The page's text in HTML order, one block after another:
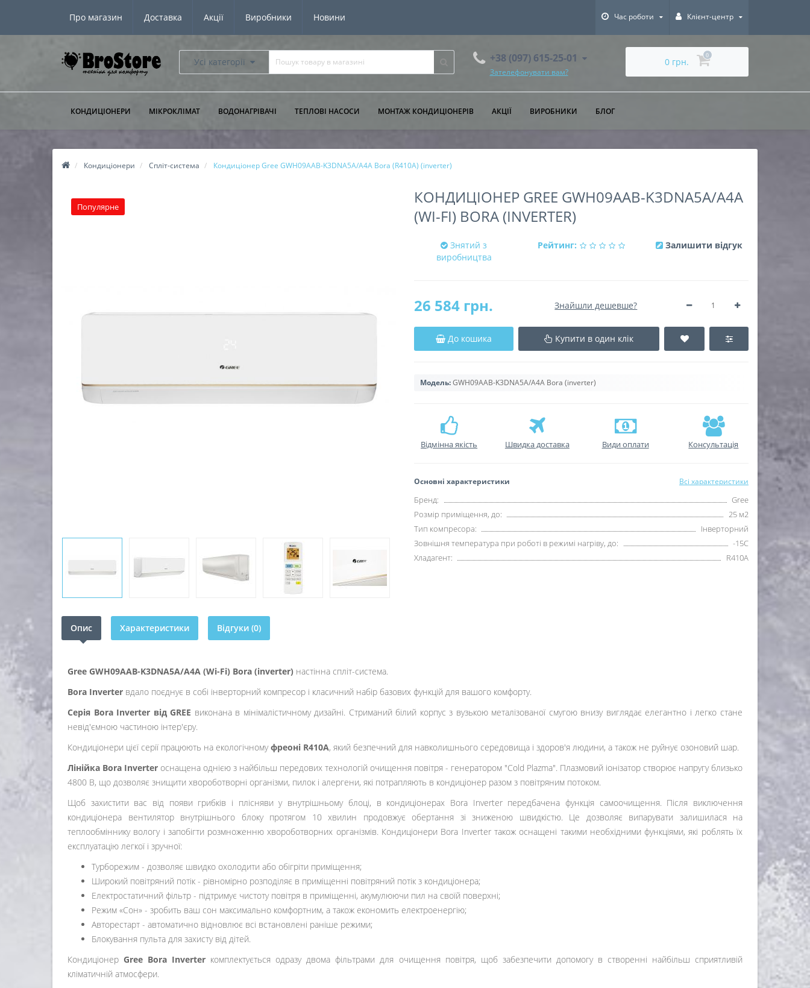
Про магазин Доставка Акції Виробники Новини Час роботи Клієнт-центр
Усі категорії +38 (097) 615-25-01
Зателефонувати вам?
0 грн.
0
КОНДИЦІОНЕРИ МІКРОКЛІМАТ ВОДОНАГРІВАЧІ ТЕПЛОВІ НАСОСИ МОНТАЖ КОНДИЦІОНЕРІВ АКЦІЇ ВИРОБНИКИ БЛОГ
Кондиціонери Спліт-система Кондиціонер Gree GWH09AAB-K3DNA5A/A4A Bora (R410A) (inverter)
Популярне
КОНДИЦІОНЕР GREE GWH09AAB-K3DNA5A/A4A
(WI-FI) BORA (INVERTER)
Знятий з
виробництва
Рейтинг: Залишити відгук
26 584 грн. Знайшли дешевше?
До кошика Купити в один клік
Модель:GWH09AAB-K3DNA5A/A4A Bora (inverter)
Відмінна якість Швидка доставка Види оплати Консультація
Основні характеристики Всі характеристики
Бренд:
Gree
Розмір приміщення, до:
25 м2
Тип компресора:
Інверторний
Зовнішня температура при роботі в режимі нагріву, до:
-15С
Хладагент:
R410А
Опис Характеристики Відгуки (0)
Gree GWH09AAB-K3DNA5A/A4A (Wi-Fi) Bora (inverter) настінна спліт-система.
Bora Inverter вдало поєднує в собі інверторний компресор і класичний набір базових функцій для вашого комфорту.
Серія Bora Inverter від GREE виконана в мінімалістичному дизайні. Стриманий білий корпус з вузькою металізованої смугою внизу виглядає елегантно і легко стане
невід'ємною частиною інтер'єру.
Кондиціонери цієї серії працюють на екологічномуфреоні R410A, який безпечний для навколишнього середовища і здоров'я людини, а також не руйнує озоновий шар.
Лінійка Bora Inverter оснащена однією з найбільш передових технологій очищення повітря - генератором "Cold Plazma". Плазмовий іонізатор створює напругу близько
4800 В, що дозволяє знищити хвороботворні організми, пилок і алергени, які потрапляють в кондиціонер разом з повітряним потоком.
Щоб захистити вас від появи грибків і плісняви у внутрішньому блоці, в кондиціонерах Bora Inverter передбачена функція самоочищення. Після виключення
кондиціонера вентилятор внутрішнього блоку протягом 10 хвилин продовжує обертання зі зниженою швидкістю. Це дозволяє випарувати залишилася на
теплообміннику вологу і запобігти розмноженню хвороботворних організмів. Кондиціонери Bora Inverter також оснащені такими необхідними функціями, які роблять їх
експлуатацію легкої і зручної:
Турборежим - дозволяє швидко охолодити або обігріти приміщення;
Широкий повітряний потік - рівномірно розподіляє в приміщенні повітряний потік з кондиціонера;
Електростатичний фільтр - підтримує чистоту повітря в приміщенні, акумулюючи пил на своїй поверхні;
Режим «Сон» - зробить ваш сон максимально комфортним, а також економить електроенергію;
Авторестарт - автоматично відновлює всі встановлені раніше режими;
Блокування пульта для захисту від дітей.
КондиціонерGree Bora Inverter комплектується одразу двома фільтрами для очищення повітря, щоб забезпечити допомогу в створенні найбільш сприятливій
кліматичній атмосфери.